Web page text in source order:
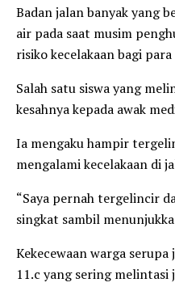
Badan jalan banyak yang
air pada saat musim
risiko kecelakaan bagi
Salah satu siswa yang
kesahnya kepada awak
Ia mengaku hampir
mengalami kecelakaan di
“Saya pernah tergelincir
singkat sambil
Kekecewaan warga
11.c yang sering